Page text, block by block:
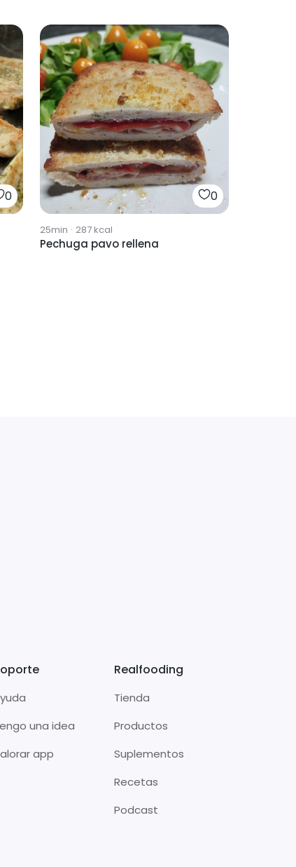
0 0
25min · 287kcal
Pechuga pavo rellena
una idea
app
Realfooding
Tienda
Productos
Suplementos
Recetas
Podcast